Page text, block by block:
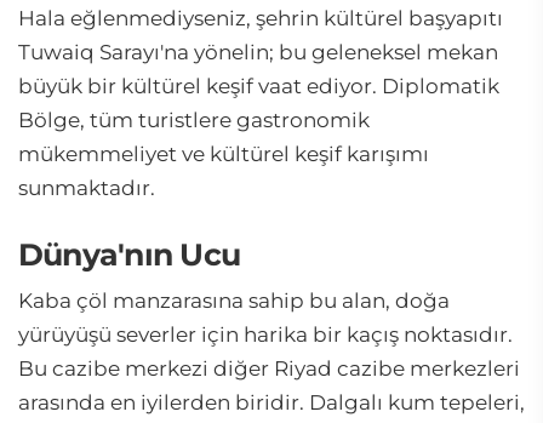
Hala eğlenmediyseniz, şehrin kültürel başyapıtı
Tuwaiq Sarayı'na yönelin; bu geleneksel mekan
büyük bir kültürel keşif vaat ediyor. Diplomatik
Bölge, tüm turistlere gastronomik
mükemmeliyet ve kültürel keşif karışımı
sunmaktadır.
Dünya'nın Ucu
Kaba çöl manzarasına sahip bu alan, doğa
yürüyüşü severler için harika bir kaçış noktasıdır.
Bu cazibe merkezi diğer Riyad cazibe merkezleri
arasında en iyilerden biridir. Dalgalı kum tepeleri,